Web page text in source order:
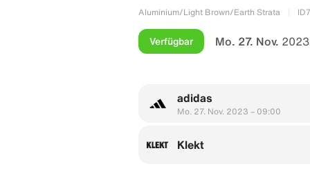
Aluminium/Light Brown/Earth Strata
Verfügbar Mo. 27. Nov.
adidas
Mo. 27. Nov. 2023 – 09:00
Klekt